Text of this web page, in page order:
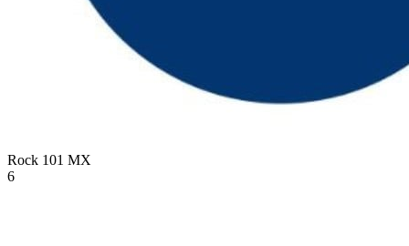
Rock 101 MX
6